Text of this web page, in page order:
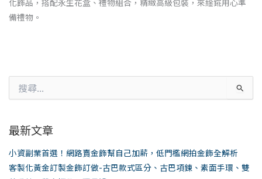
化飾品，搭配永生花盒、禮物組合，精緻高級包裝，來䋮錵用心準
備禮物。
尋
字:
最新文章
小資副業首選！網路賣金飾幫自己加薪，低門檻網拍金飾全解析
客製化黃金訂製金飾訂做-古巴款式區分、古巴項鍊、素面手環、雙